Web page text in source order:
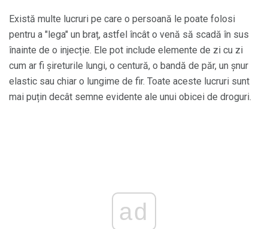
Există multe lucruri pe care o persoană le poate folosi
pentru a "lega" un braț, astfel încât o venă să scadă în sus
înainte de o injecție. Ele pot include elemente de zi cu zi
cum ar fi șireturile lungi, o centură, o bandă de păr, un șnur
elastic sau chiar o lungime de fir. Toate aceste lucruri sunt
mai puțin decât semne evidente ale unui obicei de droguri.
ad